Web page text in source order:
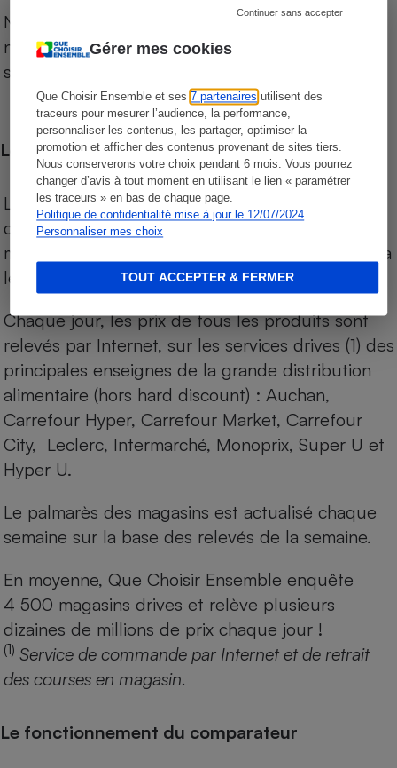
Gérer mes cookies
Que Choisir Ensemble et ses7 partenaires utilisent des
traceurs pour mesurer l’audience, la performance,
personnaliser les contenus, les partager, optimiser la
promotion et afficher des contenus provenant de sites tiers.
Nous conserverons votre choix pendant 6 mois. Vous pourrez
changer d’avis à tout moment en utilisant le lien « paramétrer
les traceurs » en bas de chaque page.
Politique de confidentialité mise à jour le 12/07/2024
Personnaliser mes choix
Continuer sans accepter
TOUT ACCEPTER & FERMER
Notre comparateur de supermarchés propose le
niveau de prix des supermarchés, géolocalisés
sur le territoire français.
Les comparaisons de prix
Les comparaisons sont réalisées sur l’ensemble
des produits des magasins. Les produits de
marques de distributeurs (MDD) sont comparés à
leurs équivalents chez leurs concurrents.
Chaque jour, les prix de tous les produits sont
relevés par Internet, sur les services drives (1) des
principales enseignes de la grande distribution
alimentaire (hors hard discount) : Auchan,
Carrefour Hyper, Carrefour Market, Carrefour
City, Leclerc, Intermarché, Monoprix, Super U et
Hyper U.
Le palmarès des magasins est actualisé chaque
semaine sur la base des relevés de la semaine.
En moyenne, Que Choisir Ensemble enquête
4 500 magasins drives et relève plusieurs
dizaines de millions de prix chaque jour !
(1) Service de commande par Internet et de retrait
des courses en magasin.
Le fonctionnement du comparateur